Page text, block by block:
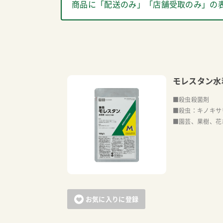
商品に「配送のみ」「店舗受取のみ」
お気に入りに登録
モレスタン
■殺虫殺菌剤
■殺虫：キノキサ
■園芸、果樹、花